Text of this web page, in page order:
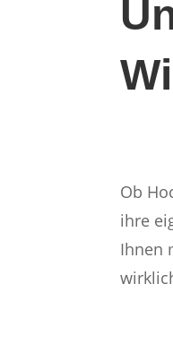
Ob
ihre
Ihnen